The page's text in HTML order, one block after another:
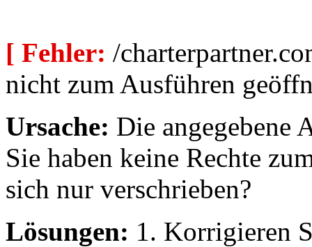
[ Fehler: /
nicht zum Ausführen
Ursache: Die angegebene
Sie haben keine Rechte
sich nur verschrieben?
Lösungen: 1. Korrigieren